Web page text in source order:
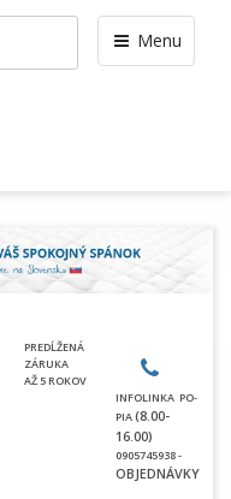
Menu
PREDĹŽENÁ
ZÁRUKA
AŽ 5 ROKOV
INFOLINKA PO-
PIA(8.00-
16.00)
0905745938 -
OBJEDNÁVKY